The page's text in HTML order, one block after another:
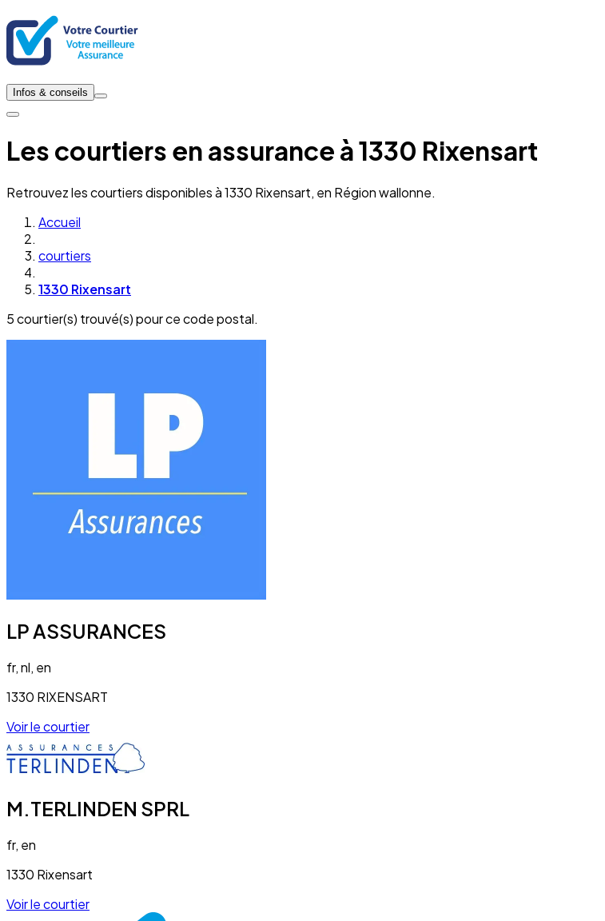
Infos & conseils
Les courtiers en assurance à 1330 Rixensart
Retrouvez les courtiers disponibles à 1330 Rixensart, en Région wallonne.
Accueil
courtiers
1330 Rixensart
5 courtier(s) trouvé(s) pour ce code postal.
LP ASSURANCES
fr, nl, en
1330 RIXENSART
Voir le courtier
M.TERLINDEN SPRL
fr, en
1330 Rixensart
Voir le courtier